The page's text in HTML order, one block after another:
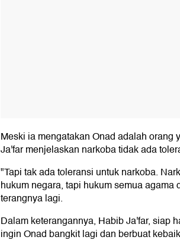
Meski ia mengatakan Onad adalah orang
Ja'far menjelaskan narkoba tidak ada
"Tapi tak ada toleransi untuk narkoba.
hukum negara, tapi hukum semua agama
terangnya lagi.
Dalam keterangannya, Habib Ja'far, siap
ingin Onad bangkit lagi dan berbuat